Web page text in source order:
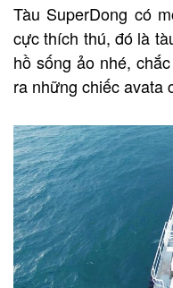
Tàu SuperDong có
cực thích thú, đó là
hồ sống ảo nhé,
ra những chiếc avata